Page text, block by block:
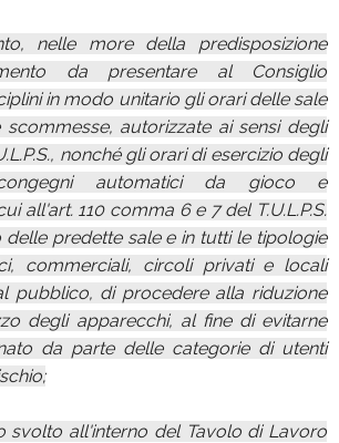
nelle more della predisposizione
da presentare al Consiglio
in modo unitario gli orari delle sale
autorizzate ai sensi degli
nonché gli orari di esercizio degli
automatici da gioco e
all'art. 110 comma 6 e 7 del T.U.L.P.S.
delle predette sale e in tutti le tipologie
commerciali, circoli privati e locali
pubblico, di procedere alla riduzione
degli apparecchi, al fine di evitarne
da parte delle categorie di utenti
svolto all'interno del Tavolo di Lavoro